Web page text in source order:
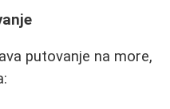
putovanje na more,